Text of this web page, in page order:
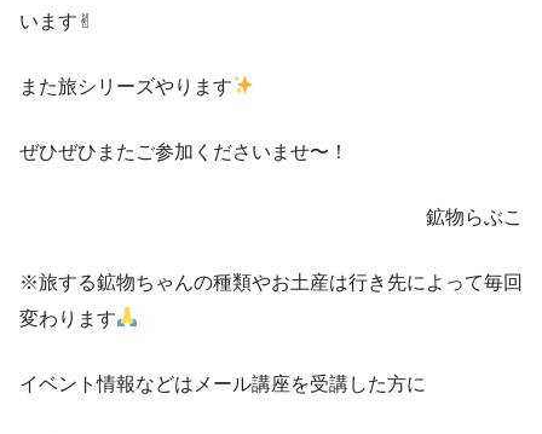
います✌︎
また旅シリーズやります
ぜひぜひまたご参加くださいませ〜！
鉱物らぶこ
※旅する鉱物ちゃんの種類やお土産は行き先によって毎回
変わります
イベント情報などはメール講座を受講した方に